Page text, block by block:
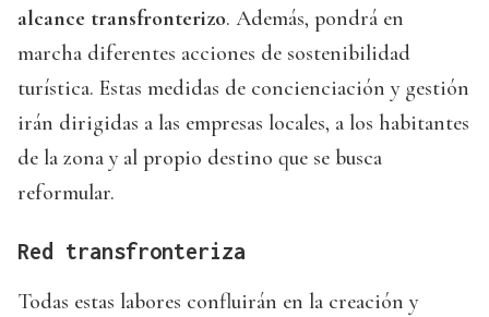
alcance transfronterizo. Además, pondrá en
marcha diferentes acciones de sostenibilidad
turística. Estas medidas de concienciación y gestión
irán dirigidas a las empresas locales, a los habitantes
de la zona y al propio destino que se busca
reformular.
Red transfronteriza
Todas estas labores confluirán en la creación y